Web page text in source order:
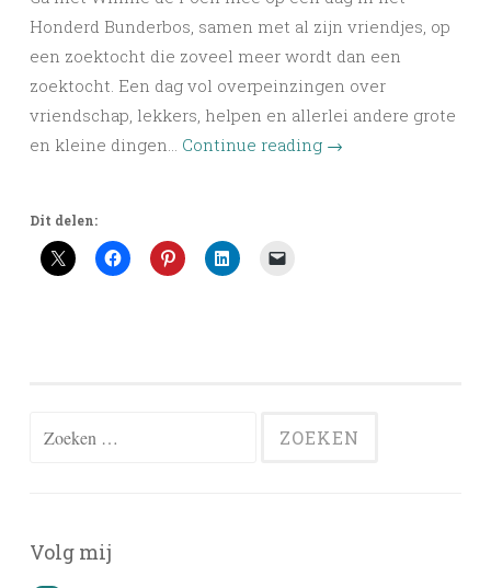
Honderd Bunderbos, samen met al zijn vriendjes, op
een zoektocht die zoveel meer wordt dan een
zoektocht. Een dag vol overpeinzingen over
vriendschap, lekkers, helpen en allerlei andere grote
en kleine dingen… Continue reading →
Dit delen:
Zoeken
Volg mij